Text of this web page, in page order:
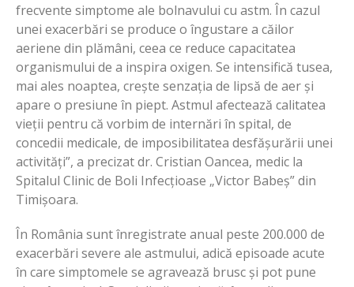
frecvente simptome ale bolnavului cu astm. În cazul
unei exacerbări se produce o îngustare a căilor
aeriene din plămâni, ceea ce reduce capacitatea
organismului de a inspira oxigen. Se intensifică tusea,
mai ales noaptea, crește senzația de lipsă de aer și
apare o presiune în piept. Astmul afectează calitatea
vieții pentru că vorbim de internări în spital, de
concedii medicale, de imposibilitatea desfășurării unei
activități”, a precizat dr. Cristian Oancea, medic la
Spitalul Clinic de Boli Infecțioase „Victor Babeș” din
Timișoara.
În România sunt înregistrate anual peste 200.000 de
exacerbări severe ale astmului, adică episoade acute
în care simptomele se agravează brusc și pot pune